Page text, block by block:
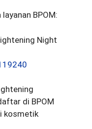
BPOM:
Night
di BPOM
kosmetik